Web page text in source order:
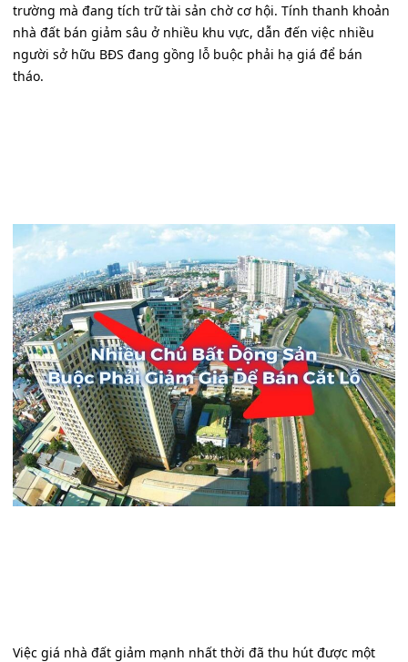
trường mà đang tích trữ tài sản chờ cơ hội. Tính thanh khoản
nhà đất bán giảm sâu ở nhiều khu vực, dẫn đến việc nhiều
người sở hữu BĐS đang gồng lỗ buộc phải hạ giá để bán
tháo.
Việc giá nhà đất giảm mạnh nhất thời đã thu hút được một